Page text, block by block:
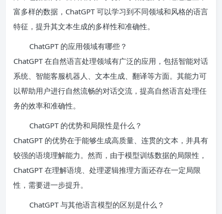
富多样的数据，ChatGPT 可以学习到不同领域和风格的语言
特征，提升其文本生成的多样性和准确性。
ChatGPT 的应用领域有哪些？
ChatGPT 在自然语言处理领域有广泛的应用，包括智能对话
系统、智能客服机器人、文本生成、翻译等方面。其能力可
以帮助用户进行自然流畅的对话交流，提高自然语言处理任
务的效率和准确性。
ChatGPT 的优势和局限性是什么？
ChatGPT 的优势在于能够生成高质量、连贯的文本，并具有
较强的语境理解能力。然而，由于模型训练数据的局限性，
ChatGPT 在理解语境、处理逻辑推理方面还存在一定局限
性，需要进一步提升。
ChatGPT 与其他语言模型的区别是什么？